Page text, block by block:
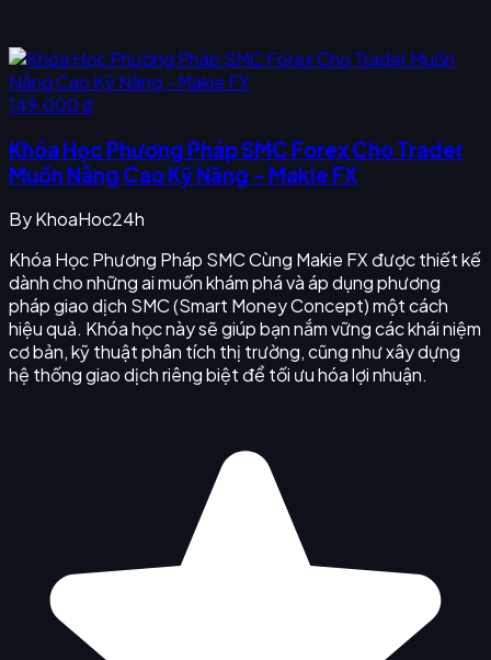
149.000 ₫
Khóa Học Phương Pháp SMC Forex Cho Trader
Muốn Nâng Cao Kỹ Năng - Makie FX
ByKhoaHoc24h
Khóa Học Phương Pháp SMC Cùng Makie FX được thiết kế
dành cho những ai muốn khám phá và áp dụng phương
pháp giao dịch SMC (Smart Money Concept) một cách
hiệu quả. Khóa học này sẽ giúp bạn nắm vững các khái niệm
cơ bản, kỹ thuật phân tích thị trường, cũng như xây dựng
hệ thống giao dịch riêng biệt để tối ưu hóa lợi nhuận.